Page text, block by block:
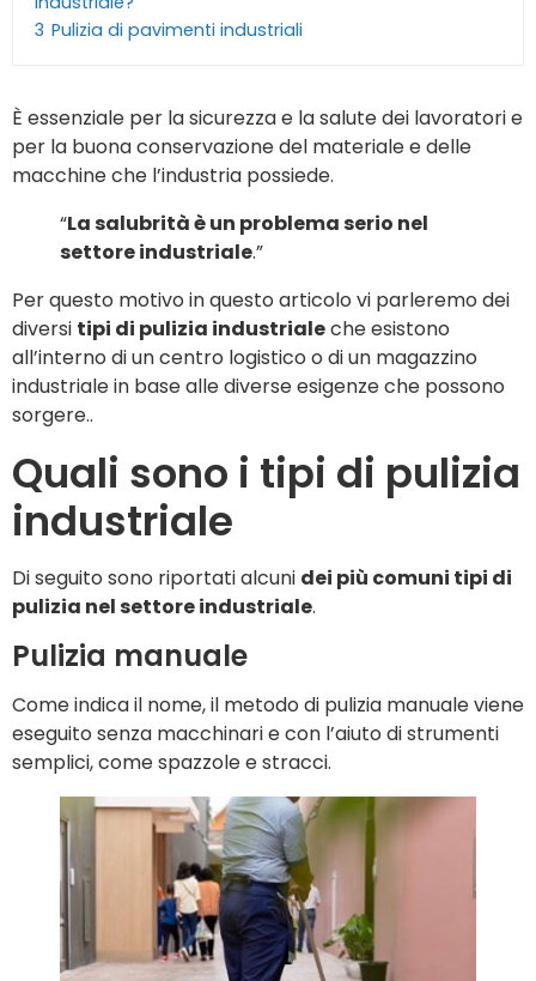
3 Pulizia di pavimenti industriali
È essenziale per la sicurezza e la salute dei lavoratori e
per la buona conservazione del materiale e delle
macchine che l’industria possiede.
“La salubrità è un problema serio nel
settore industriale.”
Per questo motivo in questo articolo vi parleremo dei
diversi tipi di pulizia industrialeche esistono
all’interno di un centro logistico o di un magazzino
industriale in base alle diverse esigenze che possono
sorgere..
Quali sono i tipi di pulizia
industriale
Di seguito sono riportati alcuni dei più comuni tipi di
pulizia nel settore industriale.
Pulizia manuale
Come indica il nome, il metodo di pulizia manuale viene
eseguito senza macchinari e con l’aiuto di strumenti
semplici, come spazzole e stracci.